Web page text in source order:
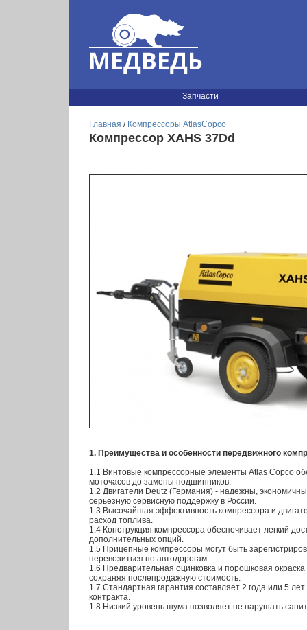
Запчасти
Главная / Компрессоры AtlasCopco
Компрессор XAHS 37Dd
1. Преимущества и особенности передвижного
1.1 Винтовые компрессорные элементы Atlas Copco
моточасов до замены подшипников.
1.2 Двигатели Deutz (Германия) - надежны,
серьезную сервисную поддержку в России.
1.3 Высочайшая эффективность компрессора и
расход топлива.
1.4 Конструкция компрессора обеспечивает легкий
дополнительных опций.
1.5 Прицепные компрессоры могут быть
перевозиться по автодорогам.
1.6 Предварительная оцинковка и порошковая
сохраняя послепродажную стоимость.
1.7 Стандартная гарантия составляет 2 года или 5
контракта.
1.8 Низкий уровень шума позволяет не нарушать